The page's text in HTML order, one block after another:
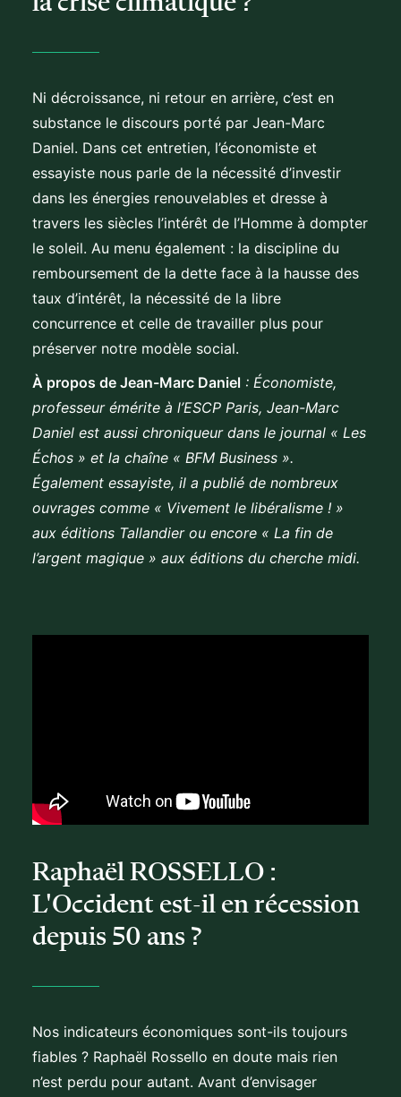
Ni décroissance, ni retour en arrière, c’est en
substance le discours porté par Jean-Marc
Daniel. Dans cet entretien, l’économiste et
essayiste nous parle de la nécessité d’investir
dans les énergies renouvelables et dresse à
travers les siècles l’intérêt de l’Homme à dompter
le soleil. Au menu également : la discipline du
remboursement de la dette face à la hausse des
taux d’intérêt, la nécessité de la libre
concurrence et celle de travailler plus pour
préserver notre modèle social.
À propos de Jean-Marc Daniel : Économiste,
professeur émérite à l’ESCP Paris, Jean-Marc
Daniel est aussi chroniqueur dans le journal « Les
Échos » et la chaîne « BFM Business ».
Également essayiste, il a publié de nombreux
ouvrages comme « Vivement le libéralisme ! »
aux éditions Tallandier ou encore « La fin de
l’argent magique » aux éditions du cherche midi.
Raphaël ROSSELLO :
L'Occident est-il en récession
depuis 50 ans ?
Nos indicateurs économiques sont-ils toujours
fiables ? Raphaël Rossello en doute mais rien
n’est perdu pour autant. Avant d’envisager